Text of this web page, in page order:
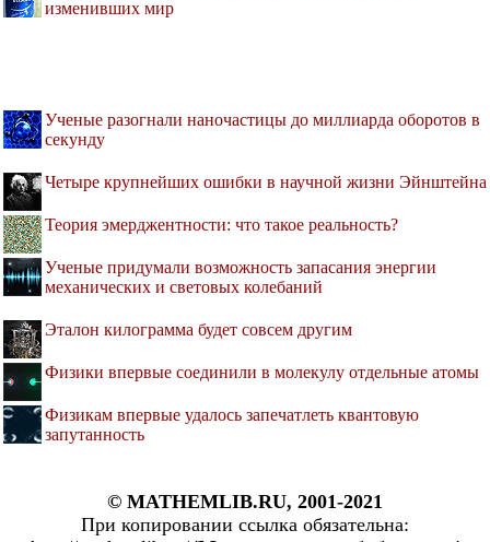
изменивших мир
Ученые разогнали наночастицы до миллиарда оборотов в
секунду
Четыре крупнейших ошибки в научной жизни Эйнштейна
Теория эмерджентности: что такое реальность?
Ученые придумали возможность запасания энергии
механических и световых колебаний
Эталон килограмма будет совсем другим
Физики впервые соединили в молекулу отдельные атомы
Физикам впервые удалось запечатлеть квантовую
запутанность
© MATHEMLIB.RU, 2001-2021
При копировании ссылка обязательна: